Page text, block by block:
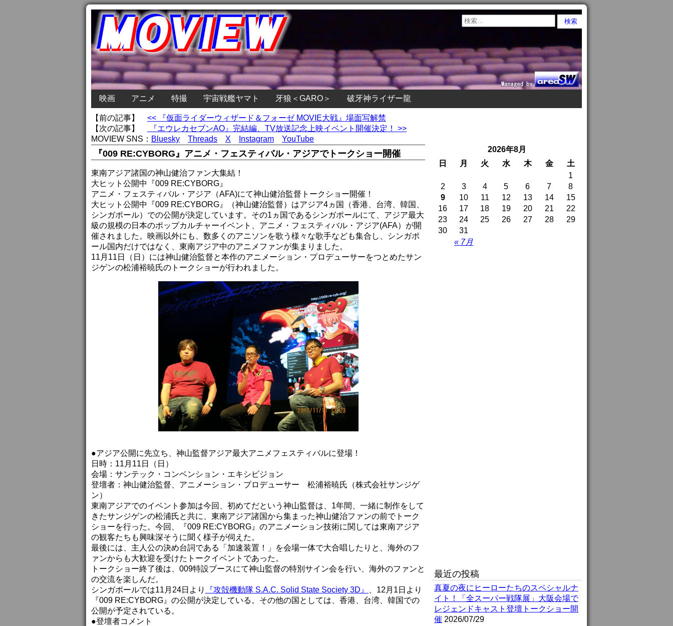
映画 アニメ 特撮 宇宙戦艦ヤマト 牙狼＜GARO＞ 破牙神ライザー龍
【前の記事】 << 『仮面ライダーウィザード＆フォーゼ MOVIE大戦』場面写解禁
【次の記事】
『エウレカセブンAO』完結編、TV放送記念上映イベント開催決定！ >>
MOVIEW SNS： Bluesky Threads X Instagram YouTube
『009 RE:CYBORG』アニメ・フェスティバル・アジアでトークショー開催
東南アジア諸国の神山健治ファン大集結！
大ヒット公開中『009 RE:CYBORG』
アニメ・フェスティバル・アジア（AFA)にて神山健治監督トークショー開催！
大ヒット公開中『009 RE:CYBORG』（神山健治監督）はアジア4ヵ国（香港、台湾、韓国、
シンガポール）での公開が決定しています。その1ヵ国であるシンガポールにて、アジア最大
級の規模の日本のポップカルチャーイベント、アニメ・フェスティバル・アジア(AFA）が開
催されました。映画以外にも、数多くのアニソンを歌う様々な歌手なども集合し、シンガポ
ール国内だけではなく、東南アジア中のアニメファンが集まりました。
11月11日（日）には神山健治監督と本作のアニメーション・プロデューサーをつとめたサン
ジゲンの松浦裕暁氏のトークショーが行われました。
●アジア公開に先立ち、神山監督アジア最大アニメフェスティバルに登場！
日時：11月11日（日）
会場：サンテック・コンベンション・エキシビジョン
登壇者：神山健治監督、アニメーション・プロデューサー 松浦裕暁氏（株式会社サンジゲ
ン）
東南アジアでのイベント参加は今回、初めてだという神山監督は、1年間、一緒に制作をして
きたサンジゲンの松浦氏と共に、東南アジア諸国から集まった神山健治ファンの前でトーク
ショーを行った。今回、『009 RE:CYBORG』のアニメーション技術に関しては東南アジア
の観客たちも興味深そうに聞く様子が伺えた。
最後には、主人公の決め台詞である「加速装置！」を会場一体で大合唱したりと、海外のフ
ァンからも大歓迎を受けたトークイベントであった。
トークショー終了後は、009特設ブースにて神山監督の特別サイン会を行い、海外のファンと
の交流を楽しんだ。
シンガポールでは11月24日より
『攻殻機動隊 S.A.C. Solid State Society 3D』
、12月1日より
『009 RE:CYBORG』の公開が決定している。その他の国としては、香港、台湾、韓国での
公開が予定されている。
●登壇者コメント
2026年8月
日
月 火 水 木 金 土
« 7月
1
2
3 4 5 6 7
8
9
10 11 12 13 14
15
16
17 18 19 20 21
22
23
24 25 26 27 28
29
30
31
最近の投稿
真夏の夜にヒーローたちのスペシャルナ
イト！「全スーパー戦隊展」大阪会場で
レジェンドキャスト登壇トークショー開
催 2026/07/29